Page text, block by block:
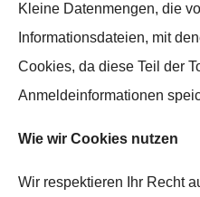
Kleine Datenmengen, die
Informationsdateien, mit
Cookies, da diese Teil der
Anmeldeinformationen
Wie wir Cookies nutzen
Wir respektieren Ihr Recht